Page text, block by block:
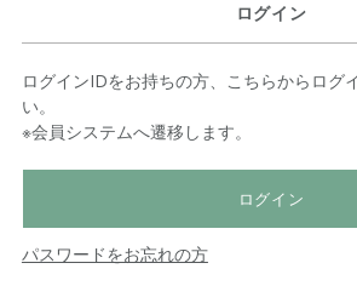
ログイン
ログインIDをお持ちの方、こちらからログ
い。
※会員システムへ遷移します。
ログイン
パスワードをお忘れの方